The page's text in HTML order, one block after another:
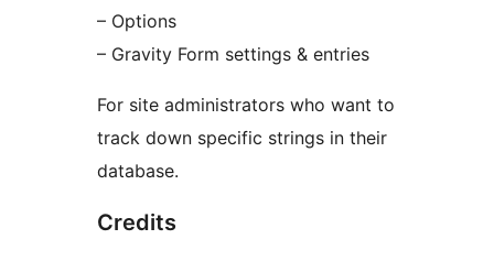
– Options
– Gravity Form settings & entries
For site administrators who want to
track down specific strings in their
database.
Credits